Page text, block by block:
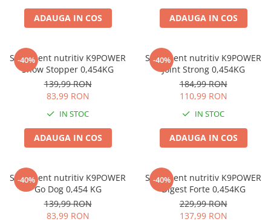
Cuști & Genți Pisici
Litiere Pisici
Zgărzi & Hamuri
Păsări
Hrană Păsări
Meniuri Păsări
Suplimente Nutritive
Delicii Păsări
Îngrijire Păsări
Așternut Igienic Păsări
ADAUGA IN COS ADAUGA IN COS
-40%
Supliment nutritiv K9POWER
Show Stopper 0,454KG
139,99 RON
83,99 RON
IN STOC
ADAUGA IN COS
-40%
Supliment nutritiv K9POWER
Joint Strong 0,454KG
184,99 RON
110,99 RON
IN STOC
ADAUGA IN COS
-40%
Supliment nutritiv K9POWER
Go Dog 0,454 KG
139,99 RON
83,99 RON
-40%
Supliment nutritiv K9POWER
Digest Forte 0,454KG
229,99 RON
137,99 RON